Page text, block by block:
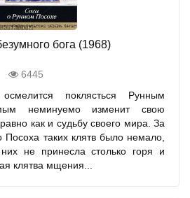
бога (1968)
6445
поклясться Рунным
неминуемо изменит свою
как и судьбу своего мира. За
Посоха таких клятв было немало,
не принесла столько горя и
клятва мщения...